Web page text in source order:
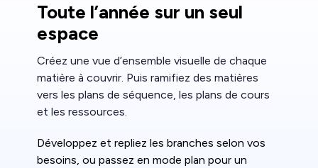
Toute l’année sur un seul
espace
Créez une vue d’ensemble visuelle de chaque
matière à couvrir. Puis ramifiez des matières
vers les plans de séquence, les plans de cours
et les ressources.
Développez et repliez les branches selon vos
besoins, ou passez en mode plan pour un